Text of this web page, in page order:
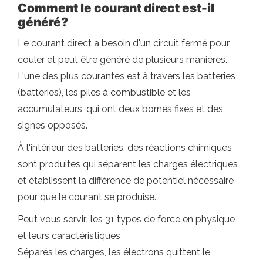
Comment le courant direct est-il
généré?
Le courant direct a besoin d'un circuit fermé pour
couler et peut être généré de plusieurs manières.
L'une des plus courantes est à travers les batteries
(batteries), les piles à combustible et les
accumulateurs, qui ont deux bornes fixes et des
signes opposés.
À l'intérieur des batteries, des réactions chimiques
sont produites qui séparent les charges électriques
et établissent la différence de potentiel nécessaire
pour que le courant se produise.
Peut vous servir: les 31 types de force en physique
et leurs caractéristiques
Séparés les charges, les électrons quittent le